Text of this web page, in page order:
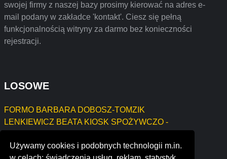
Używamy cookies i podobnych technologii m.in.
swojej firmy z naszej bazy prosimy kierować na adres e-
mail podany w zakładce 'kontakt'. Ciesz się pełną
funkcjonalnością witryny za darmo bez konieczności
rejestracji.
LOSOWE
FORMO BARBARA DOBOSZ-TOMZIK
LENKIEWICZ BEATA KIOSK SPOŻYWCZO -
Zalot Zbigniew